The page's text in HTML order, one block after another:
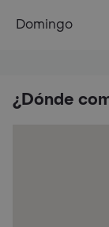
¿Dónde
Domingo